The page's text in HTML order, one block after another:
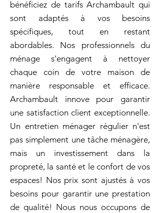
bénéficiez de tarifs Archambault qui
sont adaptés à vos besoins
spécifiques, tout en restant
abordables. Nos professionnels du
ménage s'engagent à nettoyer
chaque coin de votre maison de
manière responsable et efficace.
Archambault innove pour garantir
une satisfaction client exceptionnelle.
Un entretien ménager régulier n'est
pas simplement une tâche ménagère,
mais un investissement dans la
propreté, la santé et le confort de vos
espaces! Nos prix sont ajustés à vos
besoins pour garantir une prestation
de qualité! Nous nous occupons de